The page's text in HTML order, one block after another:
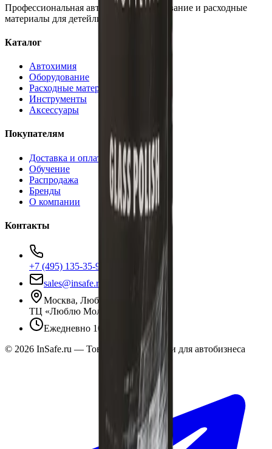
Профессиональная автохимия, оборудование и расходные
материалы для детейлинга.
Каталог
Автохимия
Оборудование
Расходные материалы
Инструменты
Аксессуары
Покупателям
Доставка и оплата
Обучение
Распродажа
Бренды
О компании
Контакты
+7 (495) 135-35-99
sales@insafe.ru
Москва, Люблинская ул., 153.
ТЦ «Люблю Молл», -1 уровень
Ежедневно 10:00 — 19:00
© 2026 InSafe.ru — Товары и технологии для автобизнеса